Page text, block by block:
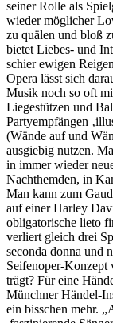
seiner Rolle als
wieder möglicher
zu quälen und bloß
bietet Liebes- und
schier ewigen
Opera lässt sich
Musik noch so oft
Liegestützen und
Partyempfängen
(Wände auf und
ausgiebig nutzen.
in immer wieder
Nachthemden, in
Man kann zum
auf einer Harley
obligatorische lieto
verliert gleich drei
seconda donna und
Seifenoper-
trägt? Für eine
Münchner Händel-
ein bisschen mehr.